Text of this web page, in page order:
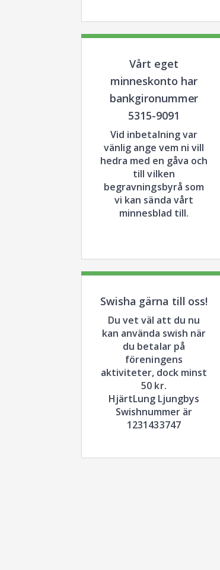
Vårt eget
minneskonto har
bankgironummer
5315-9091
Vid inbetalning var
vänlig ange vem ni vill
hedra med en gåva och
till vilken
begravningsbyrå som
vi kan sända vårt
minnesblad till.
Swisha gärna till oss!
Du vet väl att du nu
kan använda swish när
du betalar på
föreningens
aktiviteter, dock minst
50 kr.
HjärtLung Ljungbys
Swishnummer är
1231433747